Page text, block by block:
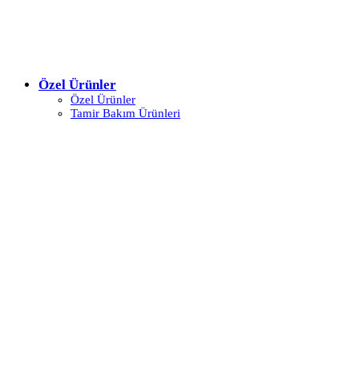
Özel Ürünler
Özel Ürünler
Tamir Bakım Ürünleri